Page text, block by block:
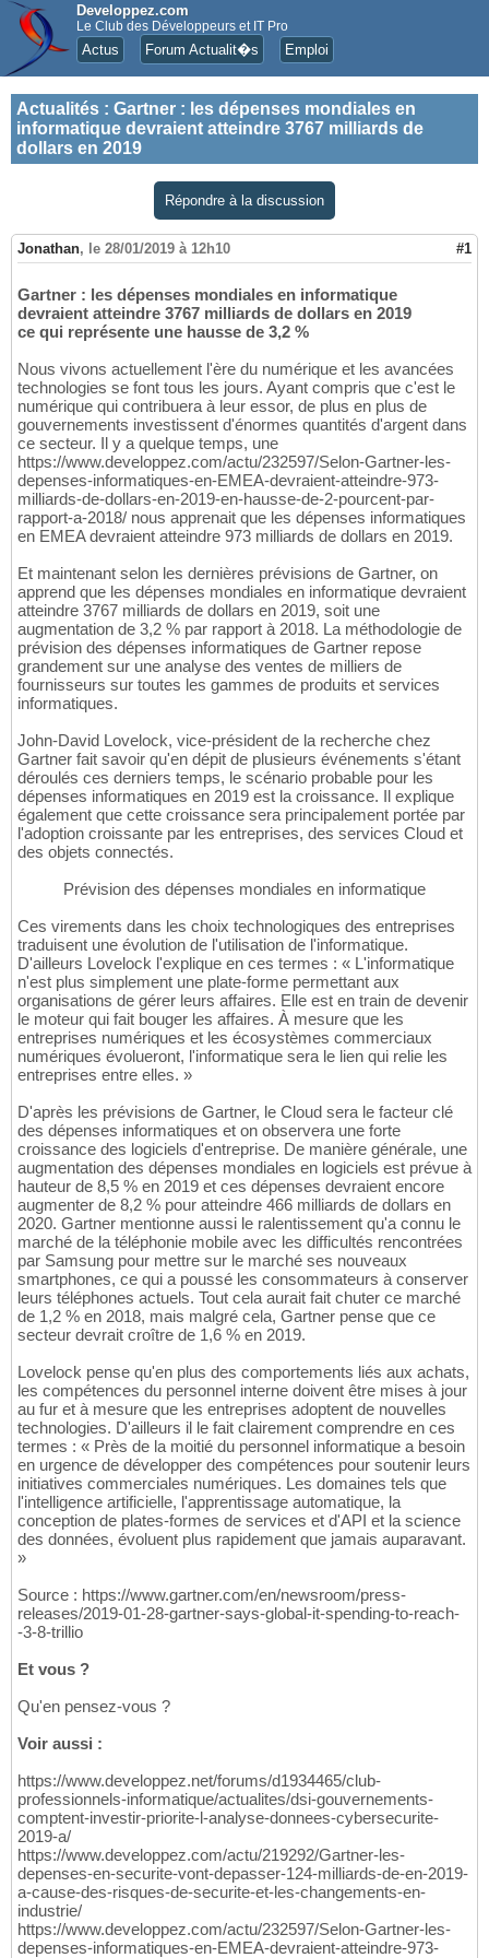
Developpez.com
Le Club des Développeurs et IT Pro
Actus Forum Actualit�s Emploi
Actualités : Gartner : les dépenses mondiales en
informatique devraient atteindre 3767 milliards de
dollars en 2019
Répondre à la discussion
Jonathan, le 28/01/2019 à 12h10 #1
Gartner : les dépenses mondiales en informatique
devraient atteindre 3767 milliards de dollars en 2019
ce qui représente une hausse de 3,2 %
Nous vivons actuellement l'ère du numérique et les avancées
technologies se font tous les jours. Ayant compris que c'est le
numérique qui contribuera à leur essor, de plus en plus de
gouvernements investissent d'énormes quantités d'argent dans
ce secteur. Il y a quelque temps, une
https://www.developpez.com/actu/232597/Selon-Gartner-les-
depenses-informatiques-en-EMEA-devraient-atteindre-973-
milliards-de-dollars-en-2019-en-hausse-de-2-pourcent-par-
rapport-a-2018/ nous apprenait que les dépenses informatiques
en EMEA devraient atteindre 973 milliards de dollars en 2019.
Et maintenant selon les dernières prévisions de Gartner, on
apprend que les dépenses mondiales en informatique devraient
atteindre 3767 milliards de dollars en 2019, soit une
augmentation de 3,2 % par rapport à 2018. La méthodologie de
prévision des dépenses informatiques de Gartner repose
grandement sur une analyse des ventes de milliers de
fournisseurs sur toutes les gammes de produits et services
informatiques.
John-David Lovelock, vice-président de la recherche chez
Gartner fait savoir qu'en dépit de plusieurs événements s'étant
déroulés ces derniers temps, le scénario probable pour les
dépenses informatiques en 2019 est la croissance. Il explique
également que cette croissance sera principalement portée par
l'adoption croissante par les entreprises, des services Cloud et
des objets connectés.
Prévision des dépenses mondiales en informatique
Ces virements dans les choix technologiques des entreprises
traduisent une évolution de l'utilisation de l'informatique.
D'ailleurs Lovelock l'explique en ces termes : « L'informatique
n'est plus simplement une plate-forme permettant aux
organisations de gérer leurs affaires. Elle est en train de devenir
le moteur qui fait bouger les affaires. À mesure que les
entreprises numériques et les écosystèmes commerciaux
numériques évolueront, l'informatique sera le lien qui relie les
entreprises entre elles. »
D'après les prévisions de Gartner, le Cloud sera le facteur clé
des dépenses informatiques et on observera une forte
croissance des logiciels d'entreprise. De manière générale, une
augmentation des dépenses mondiales en logiciels est prévue à
hauteur de 8,5 % en 2019 et ces dépenses devraient encore
augmenter de 8,2 % pour atteindre 466 milliards de dollars en
2020. Gartner mentionne aussi le ralentissement qu'a connu le
marché de la téléphonie mobile avec les difficultés rencontrées
par Samsung pour mettre sur le marché ses nouveaux
smartphones, ce qui a poussé les consommateurs à conserver
leurs téléphones actuels. Tout cela aurait fait chuter ce marché
de 1,2 % en 2018, mais malgré cela, Gartner pense que ce
secteur devrait croître de 1,6 % en 2019.
Lovelock pense qu'en plus des comportements liés aux achats,
les compétences du personnel interne doivent être mises à jour
au fur et à mesure que les entreprises adoptent de nouvelles
technologies. D'ailleurs il le fait clairement comprendre en ces
termes : « Près de la moitié du personnel informatique a besoin
en urgence de développer des compétences pour soutenir leurs
initiatives commerciales numériques. Les domaines tels que
l'intelligence artificielle, l'apprentissage automatique, la
conception de plates-formes de services et d'API et la science
des données, évoluent plus rapidement que jamais auparavant.
»
Source : https://www.gartner.com/en/newsroom/press-
releases/2019-01-28-gartner-says-global-it-spending-to-reach-
-3-8-trillio
Et vous ?
Qu'en pensez-vous ?
Voir aussi :
https://www.developpez.net/forums/d1934465/club-
professionnels-informatique/actualites/dsi-gouvernements-
comptent-investir-priorite-l-analyse-donnees-cybersecurite-
2019-a/
https://www.developpez.com/actu/219292/Gartner-les-
depenses-en-securite-vont-depasser-124-milliards-de-en-2019-
a-cause-des-risques-de-securite-et-les-changements-en-
industrie/
https://www.developpez.com/actu/232597/Selon-Gartner-les-
depenses-informatiques-en-EMEA-devraient-atteindre-973-